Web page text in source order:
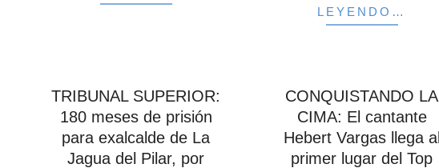
LEYENDO…
TRIBUNAL SUPERIOR:
180 meses de prisión
para exalcalde de La
Jagua del Pilar, por
CONQUISTANDO LA
CIMA: El cantante
Hebert Vargas llega al
primer lugar del Top